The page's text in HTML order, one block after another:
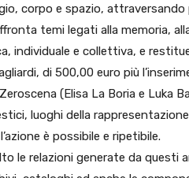
corpo e spazio,
temi legati alla memoria,
individuale e collettiva, e
di 500,00 euro più
(Elisa La Boria e Luka
luoghi della
è possibile e ripetibile.
le relazioni generate da